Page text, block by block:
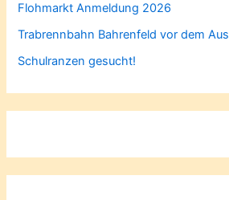
Flohmarkt Anmeldung 2026
Trabrennbahn Bahrenfeld vor dem Aus
Schulranzen gesucht!